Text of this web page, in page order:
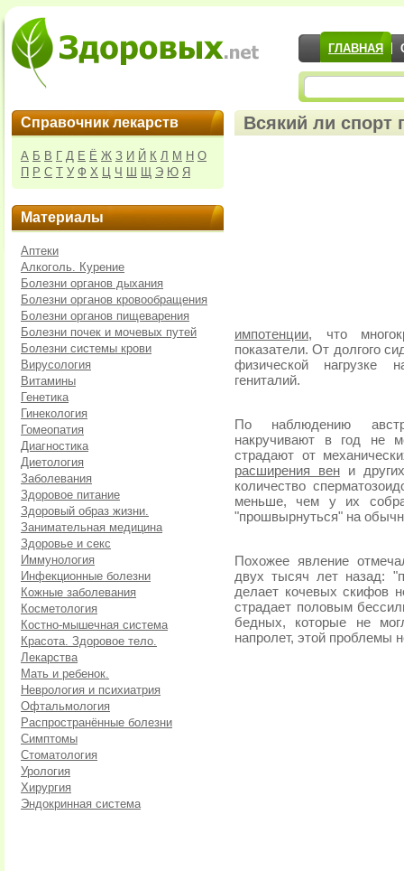
ГЛАВНАЯ
Справочник лекарств
А Б В Г Д Е Ё Ж З И Й К Л М Н О
П Р С Т У Ф Х Ц Ч Ш Щ Э Ю Я
Материалы
Аптеки
Алкоголь. Курение
Болезни органов дыхания
Болезни органов кровообращения
Болезни органов пищеварения
Болезни почек и мочевых путей
Болезни системы крови
Вирусология
Витамины
Генетика
Гинекология
Гомеопатия
Диагностика
Диетология
Заболевания
Здоровое питание
Здоровый образ жизни.
Занимательная медицина
Здоровье и секс
Иммунология
Инфекционные болезни
Кожные заболевания
Косметология
Костно-мышечная система
Красота. Здоровое тело.
Лекарства
Мать и ребенок.
Неврология и психиатрия
Офтальмология
Распространённые болезни
Симптомы
Стоматология
Урология
Хирургия
Эндокринная система
Всякий ли спорт
импотенции, что
показатели. От долгого
физической нагрузке
гениталий.
По наблюдению
накручивают в год не
страдают от
расширения вени других
количество
меньше, чем у их
"прошвырнуться" на
Похожее явление
двух тысяч лет назад:
делает кочевых скифов
страдает половым
бедных, которые не
напролет, этой проблемы